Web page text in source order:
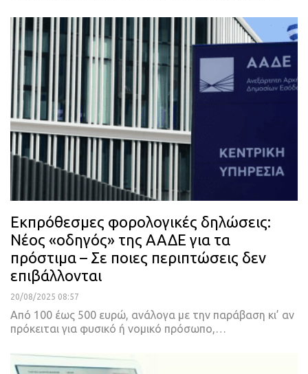
Εκπρόθεσμες φορολογικές δηλώσεις:
Νέος «οδηγός» της ΑΑΔΕ για τα
πρόστιμα – Σε ποιες περιπτώσεις δεν
επιβάλλονται
20/08/2025 08:57
Από 100 έως 500 ευρώ, ανάλογα με την παράβαση κι’ αν
πρόκειται για φυσικό ή νομικό πρόσωπο,…